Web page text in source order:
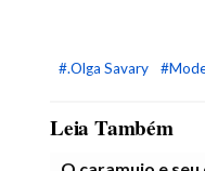
#.Olga Savary
Leia Também